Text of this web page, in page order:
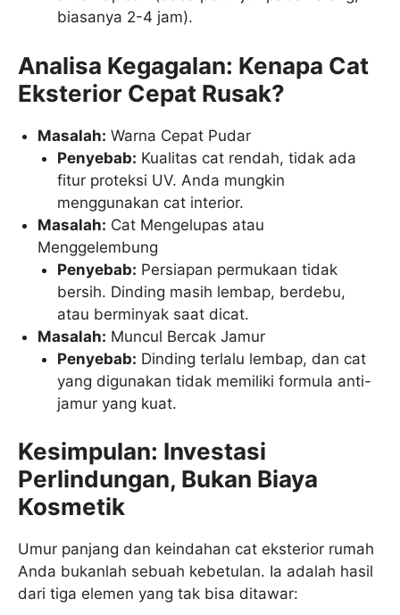
biasanya 2-4 jam).
Analisa Kegagalan: Kenapa Cat
Eksterior Cepat Rusak?
Masalah: Warna Cepat Pudar
Penyebab: Kualitas cat rendah, tidak ada
fitur proteksi UV. Anda mungkin
menggunakan cat interior.
Masalah: Cat Mengelupas atau
Menggelembung
Penyebab: Persiapan permukaan tidak
bersih. Dinding masih lembap, berdebu,
atau berminyak saat dicat.
Masalah: Muncul Bercak Jamur
Penyebab: Dinding terlalu lembap, dan cat
yang digunakan tidak memiliki formula anti-
jamur yang kuat.
Kesimpulan: Investasi
Perlindungan, Bukan Biaya
Kosmetik
Umur panjang dan keindahan cat eksterior rumah
Anda bukanlah sebuah kebetulan. Ia adalah hasil
dari tiga elemen yang tak bisa ditawar: